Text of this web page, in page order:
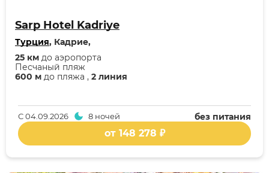
Sarp Hotel Kadriye
Турция, Кадрие,
600 м до пляжа , 2 линия
Песчаный пляж
25 км до аэропорта
без питания
С04.09.2026 8 ночей
от 148 278 ₽